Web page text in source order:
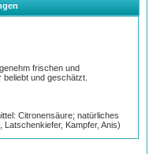
frischen und
und geschätzt.
Citronensäure; natürliches
Latschenkiefer, Kampfer, Anis)